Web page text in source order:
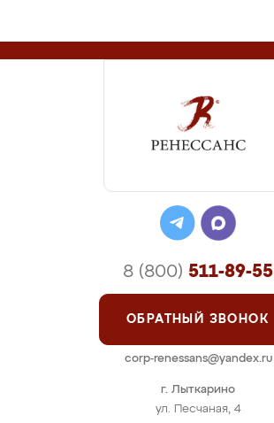
г. Лыткарино
ул. Песчаная, 4
8 (800) 511-89-55
ОБРАТНЫЙ ЗВОНОК
corp-renessans@yandex.ru